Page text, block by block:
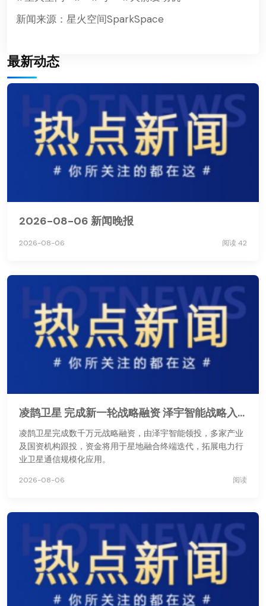
新闻来源：星火空间SparkSpace
最新动态
2026-08-06 新闻晚报
2026-08-06 阅读 42
凌鹊卫星 完成新一轮战略融资 泽宇智能战略入股助力星地融合通信
凌鹊卫星完成数千万元战略融资，由泽宇智能领投，多家产业
及国资机构跟投，资金将用于星地融合终端迭代，拓展电力行
业卫星通信规模化应用。
2026-08-06 阅读